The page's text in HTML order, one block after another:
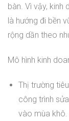
bàn. Vì vậy, kinh
là hướng đi bền
rộng dần theo
Mô hình kinh
Thị trường
công trình
vào mùa khô.